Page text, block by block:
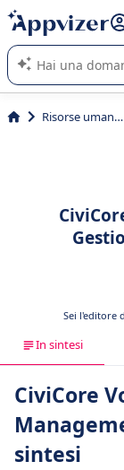
righe con
shift +
L'IA di Appvizer vi
software SaaS per
Risorse umane (HR)
Sei l'editore
In sintesi
CiviCore
sintesi